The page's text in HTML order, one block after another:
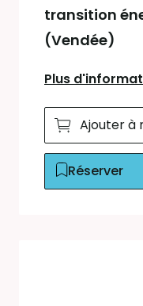
transition
(Vendée)
Plus
Ajouter à
Réserver